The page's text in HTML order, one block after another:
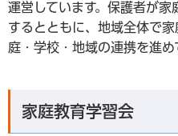
運営しています。保護者が
するとともに、地域全体で
庭・学校・地域の連携を進め
家庭教育学習会